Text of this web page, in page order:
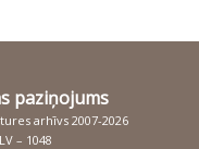
paziņojums
arhīvs 2007-2026
– 1048